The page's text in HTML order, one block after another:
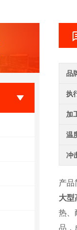
品
执
加
温
冲
产品
大型
热、
品，